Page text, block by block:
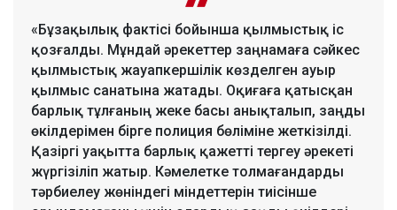
«Бұзақылық фактісі бойынша қылмыстық іс
қозғалды. Мұндай әрекеттер заңнамаға сәйкес
қылмыстық жауапкершілік көзделген ауыр
қылмыс санатына жатады. Оқиғаға қатысқан
барлық тұлғаның жеке басы анықталып, заңды
өкілдерімен бірге полиция бөліміне жеткізілді.
Қазіргі уақытта барлық қажетті тергеу әрекеті
жүргізіліп жатыр. Кәмелетке толмағандарды
тәрбиелеу жөніндегі міндеттерін тиісінше